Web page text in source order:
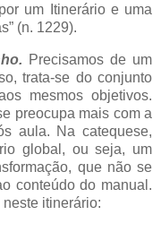
um Itinerário e uma
(n. 1229).
Precisamos de um
trata-se do conjunto
mesmos objetivos.
preocupa mais com a
aula. Na catequese,
global, ou seja, um
que não se
conteúdo do manual.
itinerário: